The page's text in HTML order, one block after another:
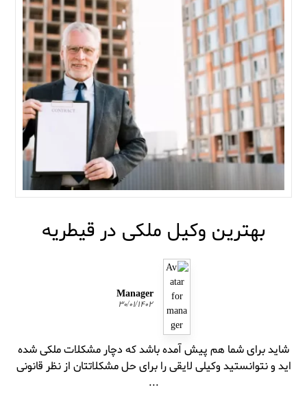
بهترین وکیل ملکی در قیطریه
Manager
۳۰/۰۱/۱۴۰۲
شاید برای شما هم پیش آمده باشد که دچار مشکلات ملکی شده
اید و نتوانستید وکیلی لایقی را برای حل مشکلاتتان از نظر قانونی
...